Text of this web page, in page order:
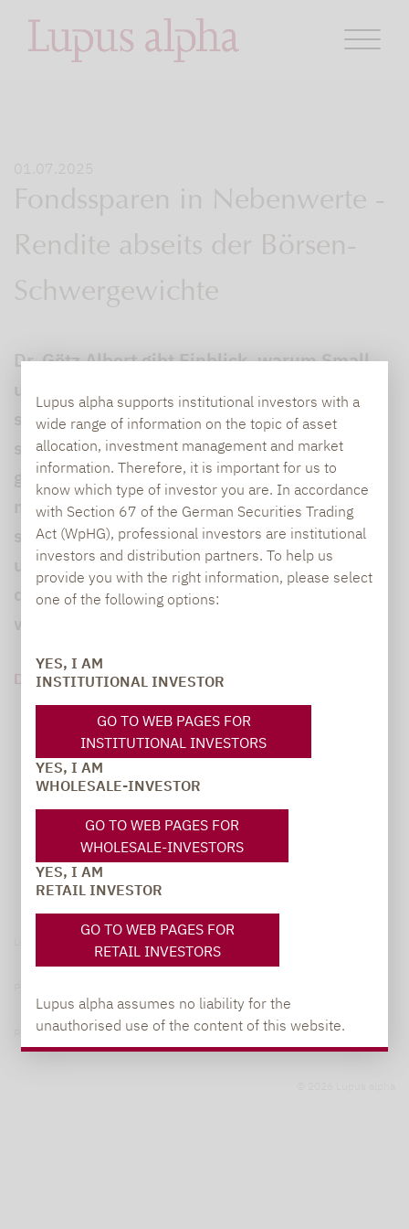
Lupus alpha supports institutional investors with a
wide range of information on the topic of asset
allocation, investment management and market
information. Therefore, it is important for us to
know which type of investor you are. In accordance
with Section 67 of the German Securities Trading
Act (WpHG), professional investors are institutional
investors and distribution partners. To help us
provide you with the right information, please select
one of the following options:
YES, I AM
INSTITUTIONAL INVESTOR
GO TO WEB PAGES FOR
INSTITUTIONAL INVESTORS
YES, I AM
WHOLESALE-INVESTOR
GO TO WEB PAGES FOR
WHOLESALE-INVESTORS
YES, I AM
RETAIL INVESTOR
GO TO WEB PAGES FOR
RETAIL INVESTORS
Lupus alpha assumes no liability for the
unauthorised use of the content of this website.
01.07.2025
Fondssparen in Nebenwerte -
Rendite abseits der Börsen-
Schwergewichte
Dr. Götz Albert gibt Einblick, warum Small
und Mid-Caps aktuell spannend bewertet
sind und worauf besonders zu achten ist. Er
sagt: "Das hat aber im Endeffekt dazu
geführt, dass Small- und Mid-Caps
mittlerweile deutlich günstiger bewertet
sind als Large Caps, was ein seltenes,
ungewohntes Bild ist". Die Chancen stünden
danach gut, dass die "Kleinen" an der Börse
DOWNLOAD PDF (2 MB)
Privacy notices